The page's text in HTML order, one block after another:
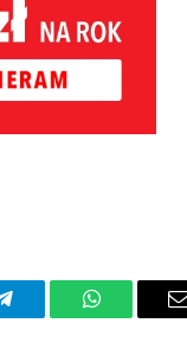
Telegram WhatsApp